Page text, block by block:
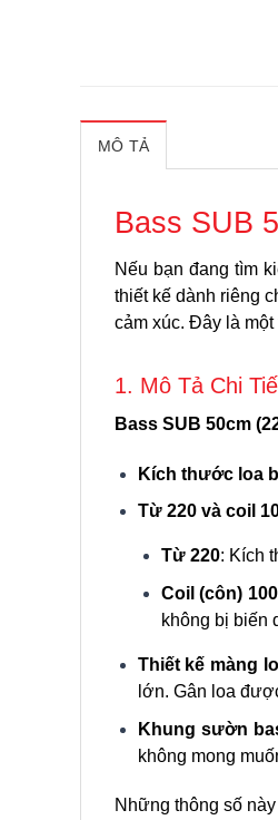
MÔ TẢ
Bass SUB
Nếu bạn đang tìm
thiết kế dành riêng
cảm xúc. Đây là
1. Mô Tả Chi
Bass SUB 50cm
Kích thước loa
Từ 220 và coil
Từ 220: Kích
Coil (côn) 100
không bị biến
Thiết kế màng
lớn. Gân loa
Khung sườn
không mong
Những thông số